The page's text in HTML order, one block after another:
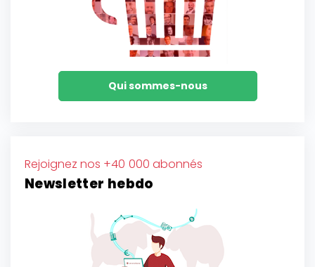
Qui sommes-nous
Rejoignez nos +40 000 abonnés
Newsletter hebdo